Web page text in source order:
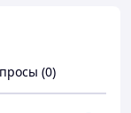
(0)